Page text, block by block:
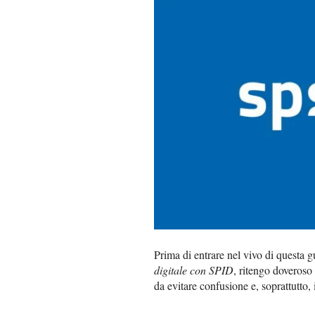
Prima di entrare nel vivo di questa
digitale con SPID, ritengo
da evitare confusione e,